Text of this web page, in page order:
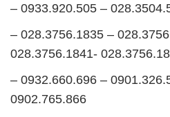
– 0933.920.505 –
– 028.3756.1835 –
028.3756.1841-
– 0932.660.696 –
0902.765.866